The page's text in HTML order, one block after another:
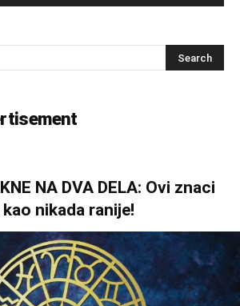
NA DVA DELA: Ovi znaci
nikada ranije!